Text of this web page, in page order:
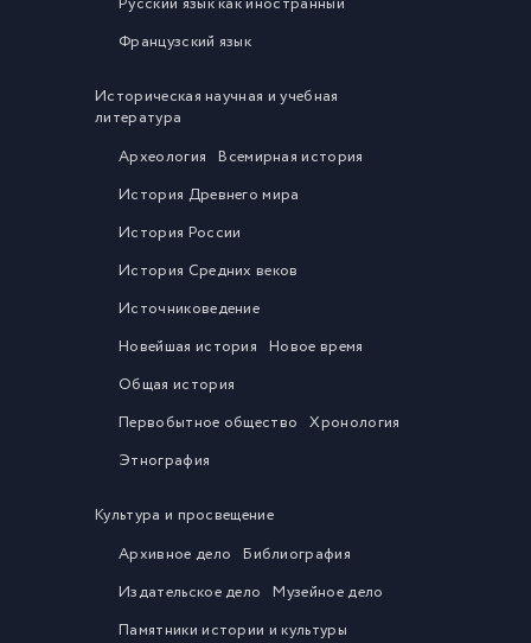
Французский язык
Историческая научная и учебная
литература
Археология
Всемирная история
История Древнего мира
История России
История Средних веков
Источниковедение
Новейшая история
Новое время
Общая история
Первобытное общество
Хронология
Этнография
Культура и просвещение
Архивное дело
Библиография
Издательское дело
Музейное дело
Памятники истории и культуры